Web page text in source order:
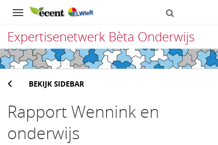
Navigation
Expertisenetwerk Bèta Onderwijs
Direct
naar
het
inhoud
BEKIJK SIDEBAR
Rapport Wennink en
onderwijs